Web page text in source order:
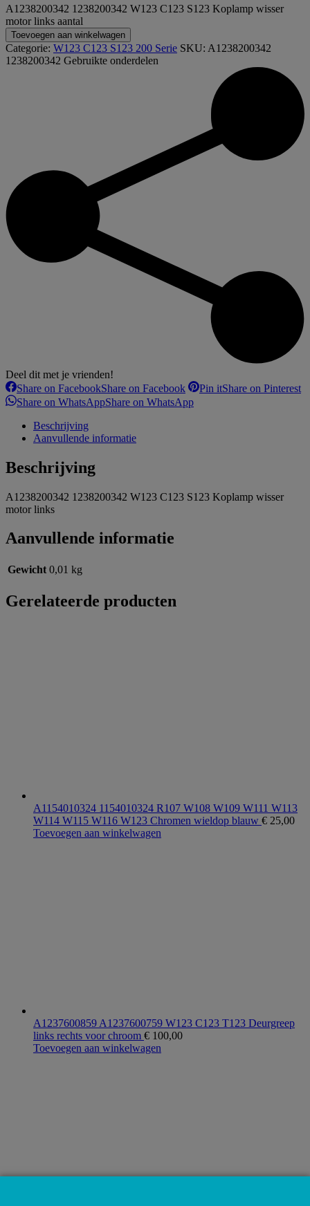
A1238200342 1238200342 W123 C123 S123 Koplamp wisser
motor links aantal
Toevoegen aan winkelwagen
Categorie: W123 C123 S123 200 Serie SKU: A1238200342
1238200342 Gebruikte onderdelen
Deel dit met je vrienden!
Share on FacebookShare on Facebook Pin itShare on Pinterest
Share on WhatsAppShare on WhatsApp
Beschrijving
Aanvullende informatie
Beschrijving
A1238200342 1238200342 W123 C123 S123 Koplamp wisser
motor links
Aanvullende informatie
Gewicht 0,01 kg
Gerelateerde producten
A1154010324 1154010324 R107 W108 W109 W111 W113
W114 W115 W116 W123 Chromen wieldop blauw € 25,00
Toevoegen aan winkelwagen
A1237600859 A1237600759 W123 C123 T123 Deurgreep
links rechts voor chroom € 100,00
Toevoegen aan winkelwagen